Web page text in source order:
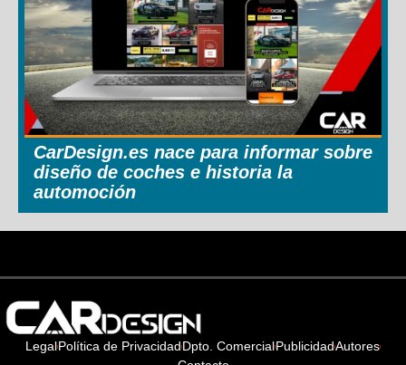
CarDesign.es nace para informar sobre
diseño de coches e historia la
automoción
LegalPolítica de PrivacidadDpto. ComercialPublicidadAutores